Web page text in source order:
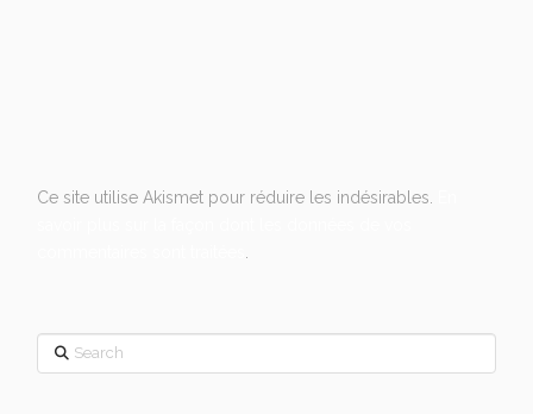
Ce site utilise Akismet pour réduire les indésirables.
Search